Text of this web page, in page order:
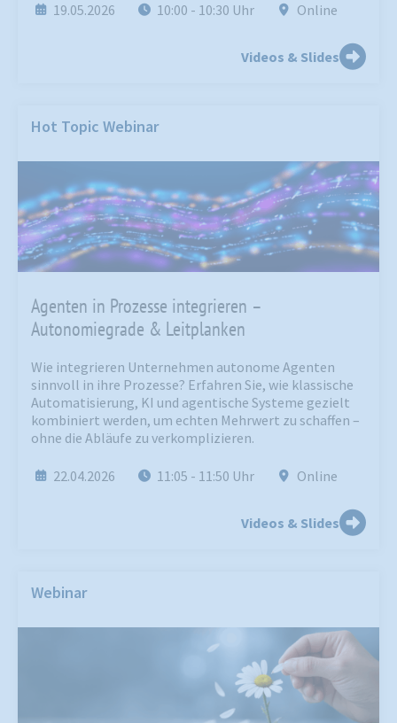
19.05.2026 10:00 - 10:30 Uhr Online
Videos & Slides
Hot Topic Webinar
Agenten in Prozesse integrieren –
Autonomiegrade & Leitplanken
Wie integrieren Unternehmen autonome Agenten
sinnvoll in ihre Prozesse? Erfahren Sie, wie klassische
Automatisierung, KI und agentische Systeme gezielt
kombiniert werden, um echten Mehrwert zu schaffen –
ohne die Abläufe zu verkomplizieren.
22.04.2026 11:05 - 11:50 Uhr Online
Videos & Slides
Webinar